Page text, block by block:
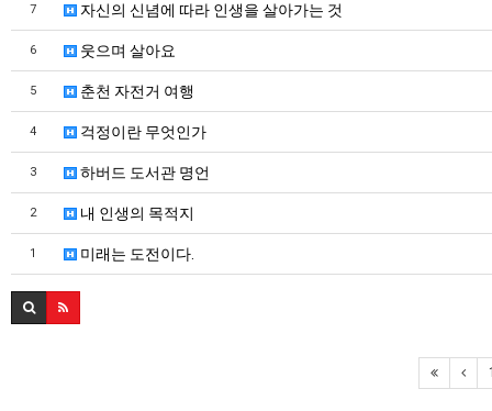
7 자신의 신념에 따라 인생을 살아가는 것
6 웃으며 살아요
5 춘천 자전거 여행
4 걱정이란 무엇인가
3 하버드 도서관 명언
2 내 인생의 목적지
1 미래는 도전이다.